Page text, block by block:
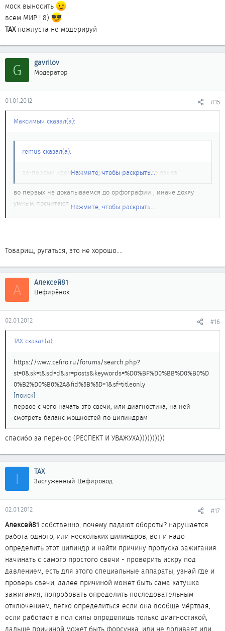
моск выносить
всем МИР ! 8)
ТАХпожлуста не модерируй
G gavrilov
Модератор
01.01.2012 #15
Максимыч сказал(а):
remus сказал(а):
во-первых идём покупаем учебник русского языка
Нажмите, чтобы раскрыть...
во первых не докапываемся до орфографии , иначе дохяу
умным посчитают ......
целостность прокладки и отсутствие подсоса, а имхуется
что даже хуже делаетНажмите, чтобы раскрыть...
братух ты извени , но руки видать кривые у тя , и на запашок
проверить надо ......
а то вдруг.........
remus сказал(а):
герметик
Нажмите, чтобы раскрыть...
слыш ты , голова двауха , я вот точно не ко всем твоим советам
прислушался бы ....
ты просто читаешь как то ..... , ну так же как и делаешь
собственно ....
посадил ресивер , без прокладки!!! тебе уже наверно не посебе
креша ......
ну а тебе совет : не умничай , а то я могу не только в инете
моск выносить
всем МИР ! 8)
ТАХпожлуста не модерируй
Нажмите, чтобы раскрыть...
Товарищ, ругаться, это не хорошо....
А Алексей81
Цефирёнок
02.01.2012 #16
ТАХ сказал(а):
https://www.cefiro.ru/forums/search.php?
st=0&sk=t&sd=d&sr=posts&keywords=%D0%BF%D0%BB%D0%B0%D
0%B2%D0%B0%2A&fid%5B%5D=1&sf=titleonly
[поиск]
первое с чего начать это свечи, или диагностика, на ней
смотреть баланс мощностей по цилиндрам
спасибо за перенос (РЕСПЕКТ И УВАЖУХА))))))))))
Т ТАХ
Заслуженный Цефировод
02.01.2012 #17
Алексей81 собственно, почему падают обороты? нарушается
работа одного, или нескольких цилиндров, вот и надо
определить этот цилиндр и найти причину пропуска зажигания.
начинать с самого простого свечи - проверить искру под
давлением, есть для этого специальные аппараты, узнай где и
проверь свечи, далее причиной может быть сама катушка
зажигания, попробовать определить последовательным
отключением, легко определиться если она вообще мёртвая,
если работает в пол силы определишь только диагностикой,
дальше причиной может быть форсунка, или не доливает или